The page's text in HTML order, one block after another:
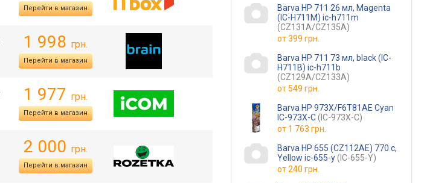
Перейти в магазин
1 998 грн.
Перейти в магазин
1 977 грн.
Перейти в магазин
2 000 грн.
Перейти в магазин
Barva HP 711 26 мл, Magenta
(IC-H711M) ic-h711m
(CZ131A/CZ135A)
от399 грн.
Barva HP 711 73 мл, black (IC-
H711B) ic-h711b
(CZ129A/CZ133A)
от549 грн.
Barva HP 973X/F6T81AE Cyan
IC-973X-C(IC-973X-C)
от 1 763 грн.
Barva HP 655 (CZ112AE) 770 c,
Yellow ic-655-y(IC-655-Y)
от240 грн.